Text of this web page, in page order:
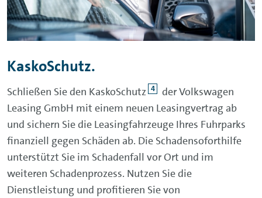
KaskoSchutz.
Schließen Sie den KaskoSchutz 4
der Volkswagen
Leasing GmbH mit einem neuen Leasingvertrag ab
und sichern Sie die Leasingfahrzeuge Ihres Fuhrparks
finanziell gegen Schäden ab. Die Schadensoforthilfe
unterstützt Sie im Schadenfall vor Ort und im
weiteren Schadenprozess. Nutzen Sie die
Dienstleistung und profitieren Sie von